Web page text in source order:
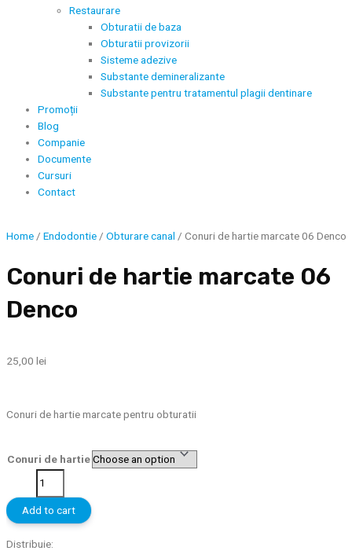
Restaurare
Obturatii de baza
Obturatii provizorii
Sisteme adezive
Substante demineralizante
Substante pentru tratamentul plagii dentinare
Promoții
Blog
Companie
Documente
Cursuri
Contact
Home / Endodontie / Obturare canal / Conuri de hartie marcate 06 Denco
Conuri de hartie marcate 06
Denco
25,00 lei
Conuri de hartie marcate pentru obturatii
Conuri de hartie
Add to cart
Distribuie: